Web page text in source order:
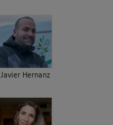
Javier Hernanz